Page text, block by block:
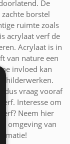
De
borstel
ruimte zoals
acrylaat verf de
Acrylaat is in
van nature een
invloed kan
dus vraag vooraf
Interesse om
Neem hier
omgeving van